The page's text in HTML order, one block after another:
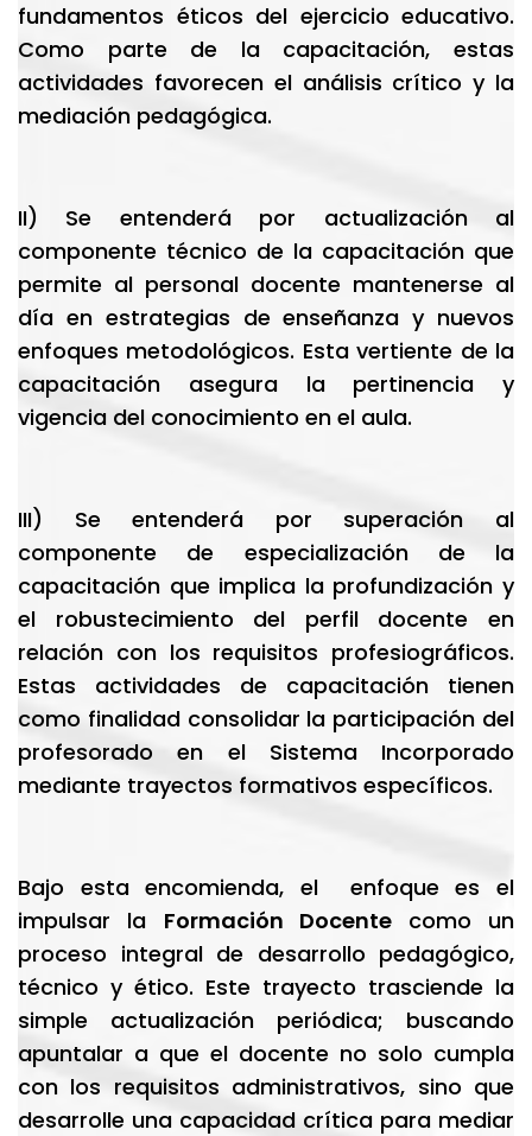
fundamentos éticos del ejercicio educativo.
Como parte de la capacitación, estas
actividades favorecen el análisis crítico y la
mediación pedagógica.
II) Se entenderá por actualización al
componente técnico de la capacitación que
permite al personal docente mantenerse al
día en estrategias de enseñanza y nuevos
enfoques metodológicos. Esta vertiente de la
capacitación asegura la pertinencia y
vigencia del conocimiento en el aula.
III) Se entenderá por superación al
componente de especialización de la
capacitación que implica la profundización y
el robustecimiento del perfil docente en
relación con los requisitos profesiográficos.
Estas actividades de capacitación tienen
como finalidad consolidar la participación del
profesorado en el Sistema Incorporado
mediante trayectos formativos específicos.
Bajo esta encomienda, el enfoque es el
impulsar la Formación Docente como un
proceso integral de desarrollo pedagógico,
técnico y ético. Este trayecto trasciende la
simple actualización periódica; buscando
apuntalar a que el docente no solo cumpla
con los requisitos administrativos, sino que
desarrolle una capacidad crítica para mediar